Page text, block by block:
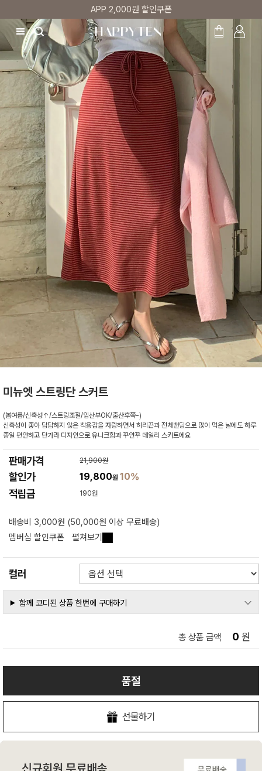
첫 구매 5% 감사쿠폰
미뉴엣 스트링단 스커트
(봄여름/신축성↑/스트링조절/임산부OK/출산후쭉-)
신축성이 좋아 답답하지 않은 착용감을 자랑하면서 허리끈과 전체밴딩으로 많이 먹은 날에도 하루
종일 편안하고 단가라 디자인으로 유니크함과 꾸안꾸 데일리 스커트에요
판매가격 21,900원
할인가 19,800원10%
적립금 190원
배송비 3,000원 (50,000원 이상 무료배송)
멤버십 할인쿠폰
펼쳐보기
컬러
함께 코디된 상품 한번에 구매하기
총 상품 금액 0 원
품절
선물하기